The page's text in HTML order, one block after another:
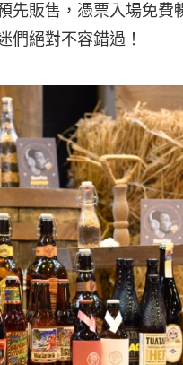
先販售，憑票入場免費
們絕對不容錯過！